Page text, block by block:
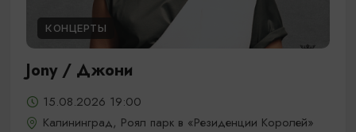
КОНЦЕРТЫ
Jony / Джони
15.08.2026 19:00
Калининград, Роял парк в «Резиденции Королей»